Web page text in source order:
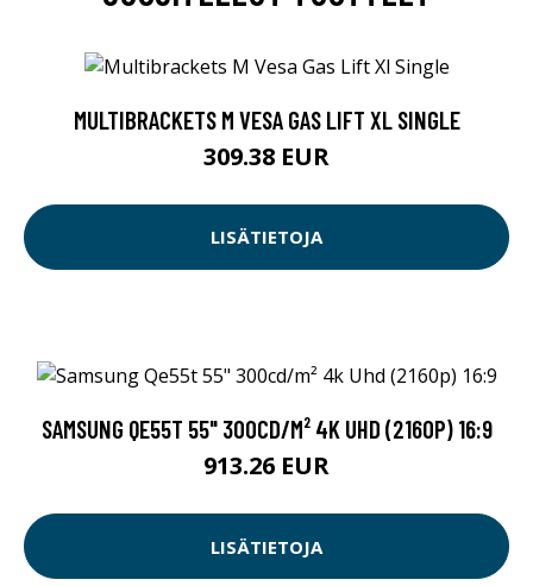
MULTIBRACKETS M VESA GAS LIFT XL SINGLE
309.38 EUR
LISÄTIETOJA
SAMSUNG QE55T 55" 300CD/M² 4K UHD (2160P) 16:9
913.26 EUR
LISÄTIETOJA